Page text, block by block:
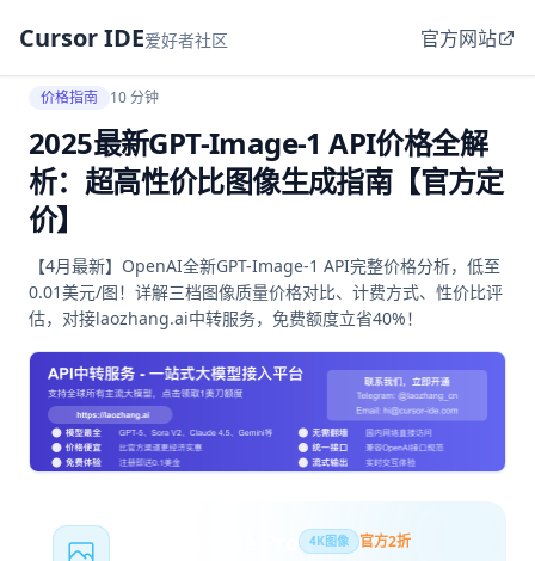
Cursor IDE爱好者社区 官方网站
价格指南 10 分钟
2025最新GPT-Image-1 API价格全解
析：超高性价比图像生成指南【官方定
价】
【4月最新】OpenAI全新GPT-Image-1 API完整价格分析，低至
0.01美元/图！详解三档图像质量价格对比、计费方式、性价比评
估，对接laozhang.ai中转服务，免费额度立省40%！
4K图像 官方2折